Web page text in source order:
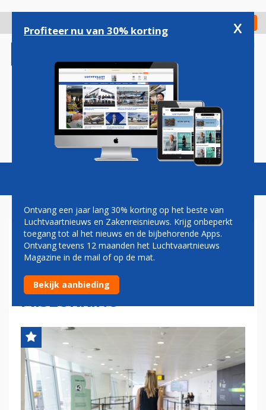
gaan
Check in
Magazine Podcasts Vacatures
LUCHTVAARTSECTOR:
EENDUIDIGE EUROPESE
REISADVIEZEN EEN
MISLUKKING
Profiteer nu van 30% korting x
Ontvang een jaar lang 30% korting op het beste van
Luchtvaartnieuws en Zakenreisnieuws. Krijg onbeperkt
toegang tot al het nieuws en de bijbehorende Apps.
Ontvang tevens 12 maanden het Luchtvaartnieuws
Magazine in de mail of op de mat.
Bekijk aanbieding